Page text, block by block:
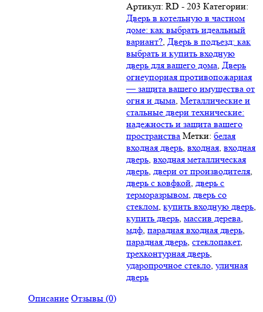
Артикул:RD - 203 Категории:
Дверь в котельную в частном
доме: как выбрать идеальный
вариант?,Дверь в подъезд: как
выбрать и купить входную
дверь для вашего дома,Дверь
огнеупорная противопожарная
— защита вашего имущества от
огня и дыма,Металлические и
стальные двери технические:
надежность и защита вашего
пространства Метки:белая
входная дверь,входная,входная
дверь,входная металлическая
дверь,двери от производителя,
дверь с ковфкой,дверь с
терморазрывом,дверь со
стеклом,купить входную дверь,
купить дверь,массив дерева,
мдф,парадная входная дверь,
парадная дверь,стеклопакет,
трехконтурная дверь,
ударопрочное стекло,уличная
дверь
Описание Отзывы (0)